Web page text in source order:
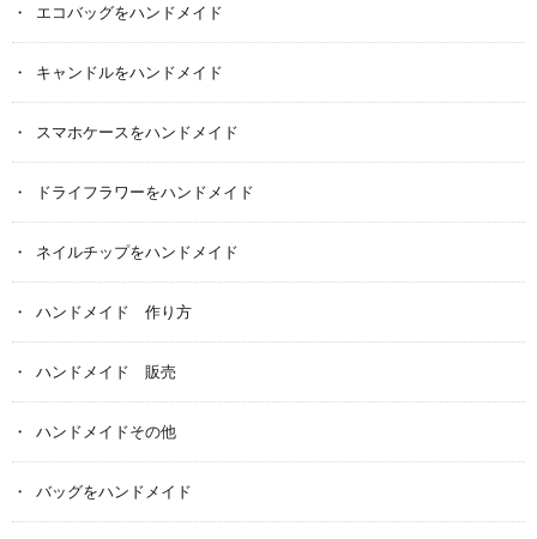
エコバッグをハンドメイド
キャンドルをハンドメイド
スマホケースをハンドメイド
ドライフラワーをハンドメイド
ネイルチップをハンドメイド
ハンドメイド 作り方
ハンドメイド 販売
ハンドメイドその他
バッグをハンドメイド